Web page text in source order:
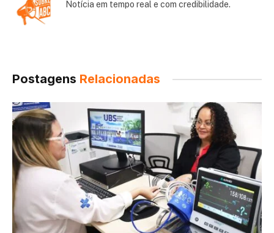
Notícia em tempo real e com credibilidade.
Postagens Relacionadas